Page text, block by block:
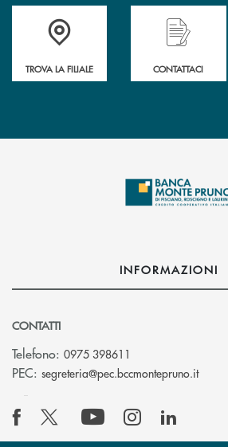
Accedi all' elenco completo&nbsp;
TROVA LA FILIALE
Hai bisogno di
CONTATTACI
INFORMAZIONI
CONTATTI
Telefono: 0975 398611
PEC: segreteria@pec.bccmontepruno.it(si